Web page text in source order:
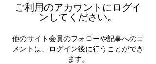
ご利用のアカウントにログイ
ンしてください。
他のサイト会員のフォローや記事へのコ
メントは、ログイン後に行うことができ
ます。